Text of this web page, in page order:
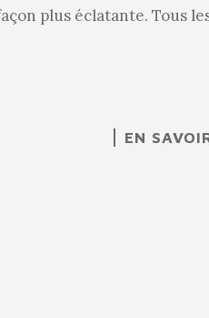
plus éclatante. Tous
EN